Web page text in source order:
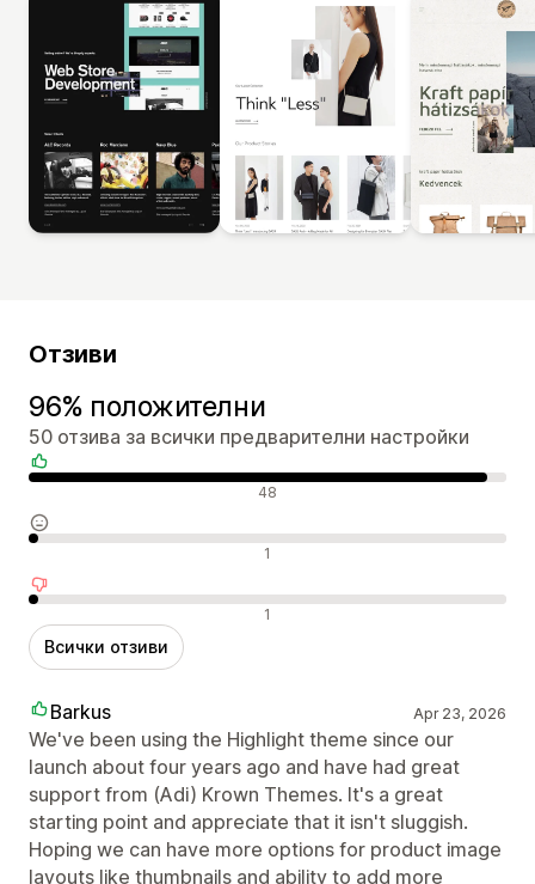
Отзиви
96% положителни
50 отзива за всички предварителни настройки
Положителни отзиви 48
Неутрални отзиви 1
Отрицателни отзиви 1
Всички отзиви
Barkus Apr 23, 2026
We've been using the Highlight theme since our
launch about four years ago and have had great
support from (Adi) Krown Themes. It's a great
starting point and appreciate that it isn't sluggish.
Hoping we can have more options for product image
layouts like thumbnails and ability to add more